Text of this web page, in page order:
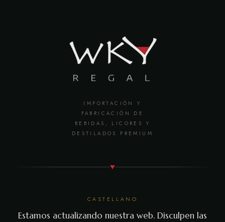
IMPORTACIÓN Y
FABRICACIÓN DE
BEBIDAS, LICORES Y
DESTILADOS PREMIUM
CASTELLANO
Estamos actualizando nuestra web. Disculpen las